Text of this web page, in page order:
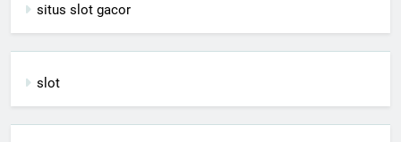
situs slot gacor
slot